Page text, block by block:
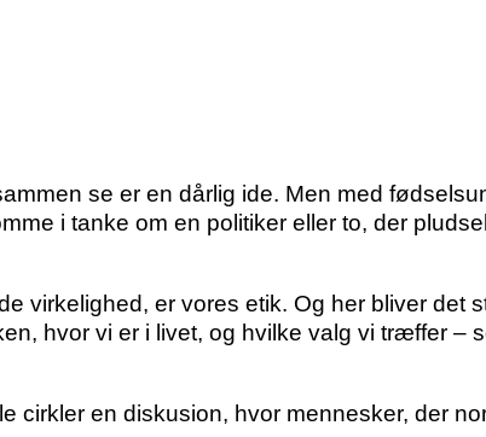
se er en dårlig ide. Men med
i tanke om en politiker eller to, der
virkelighed, er vores etik. Og her bliver det
hvor vi er i livet, og hvilke valg vi træffer –
cirkler en diskusion, hvor mennesker, der